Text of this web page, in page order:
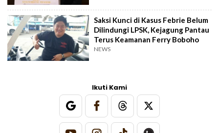
Saksi Kunci di Kasus Febrie Belum
Dilindungi LPSK, Kejagung Pantau
Terus Keamanan Ferry Boboho
NEWS
Ikuti Kami